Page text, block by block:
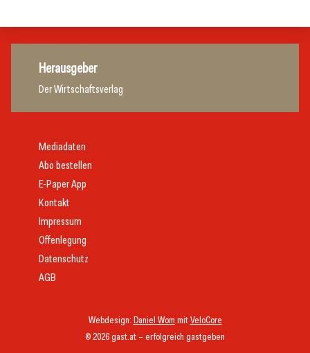
Herausgeber
Der Wirtschaftsverlag
© 2026 gast.at – erfolgreich gastgeben
Webdesign: Daniel Wom mitVeloCore
Mediadaten
Abo bestellen
E-Paper App
Kontakt
Impressum
Offenlegung
Datenschutz
AGB